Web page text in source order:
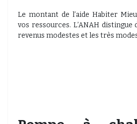
Le montant de l’aide Habiter
vos ressources. L’ANAH distingue
revenus modestes et les très